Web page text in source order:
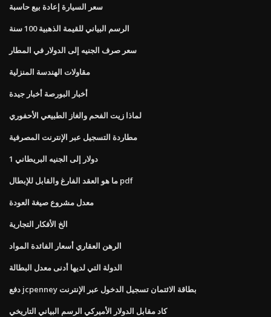
سعر السيارة إعادة بيع حاسبة
الرسم البياني للقيمة الذهبية 100 سنة
سعر صرف الجنيه إلى الدولار في المطار
مقاولات الهندسة المنزلية
أخبار البورصة أخبار جيدة
لماذا زيت الفحم والغاز الطبيعي الأحفوري
مطاردة التسجيل عبر الإنترنت المصرفية
1 دولار إلى الجنيه البريطاني
ما هو العقد الفارغ والقابل للإبطال pdf
معدل مشروع صيغة العودة
الخ الأفكار التجارية
الرهن العقاري أسعار الفائدة المواد
الدولة التي لديها أدنى معدل البطالة
دفع jcpenney بطاقة الائتمان تسجيل الدخول عبر الإنترنت
كاد مقابل الدولار الأميركي الرسم البياني التاريخي